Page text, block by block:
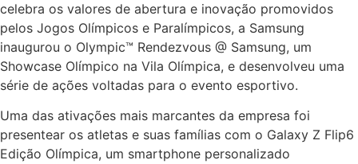
celebra os valores de abertura e inovação promovidos
pelos Jogos Olímpicos e Paralímpicos, a Samsung
inaugurou o Olympic™️ Rendezvous @ Samsung, um
Showcase Olímpico na Vila Olímpica, e desenvolveu uma
série de ações voltadas para o evento esportivo.
Uma das ativações mais marcantes da empresa foi
presentear os atletas e suas famílias com o Galaxy Z Flip6
Edição Olímpica, um smartphone personalizado